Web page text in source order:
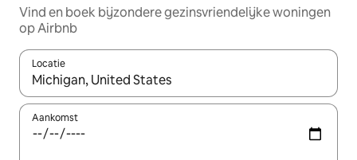
Vind en boek bijzondere gezinsvriendelijke woningen
op Airbnb
Locatie
Wanneer er resultaten beschikbaar zijn, maak je een keuze
Aankomst